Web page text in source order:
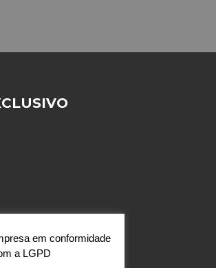
- São José do
em conformidade
a LGPD